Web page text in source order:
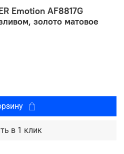
Emotion AF8817G
золото матовое
в 1 клик